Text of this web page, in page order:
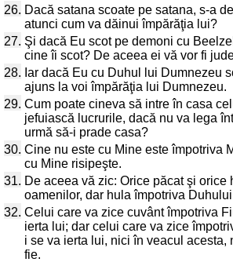
26. Dacă satana scoate pe satana, s-a
atunci cum va dăinui împărăţia lui?
27. Şi dacă Eu scot pe demoni cu
cine îi scot? De aceea ei vă vor fi
28. Iar dacă Eu cu Duhul lui Dumnezeu
ajuns la voi împărăţia lui Dumnezeu.
29. Cum poate cineva să intre în casa
jefuiască lucrurile, dacă nu va lega
urmă să-i prade casa?
30. Cine nu este cu Mine este împotriva
cu Mine risipeşte.
31. De aceea vă zic: Orice păcat şi orice
oamenilor, dar hula împotriva
32. Celui care va zice cuvânt împotriva
ierta lui; dar celui care va zice
i se va ierta lui, nici în veacul acesta,
fie.